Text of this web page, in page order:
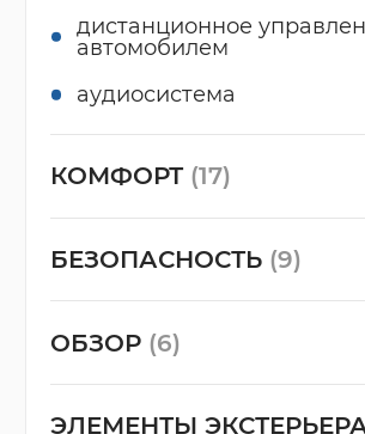
дистанционное
автомобилем
аудиосистема
КОМФОРТ (17)
БЕЗОПАСНОСТЬ (9)
ОБЗОР (6)
ЭЛЕМЕНТЫ